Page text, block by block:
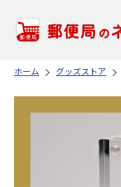
ホーム グッズストア